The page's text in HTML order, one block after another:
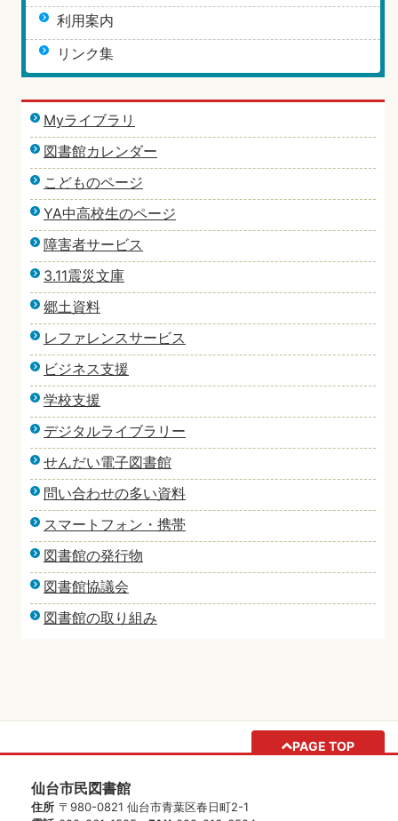
利用案内
リンク集
Myライブラリ
図書館カレンダー
こどものページ
YA中高校生のページ
障害者サービス
3.11震災文庫
郷土資料
レファレンスサービス
ビジネス支援
学校支援
デジタルライブラリー
せんだい電子図書館
問い合わせの多い資料
スマートフォン・携帯
図書館の発行物
図書館協議会
図書館の取り組み
PAGE TOP
仙台市民図書館
住所 〒980-0821 仙台市青葉区春日町2-1